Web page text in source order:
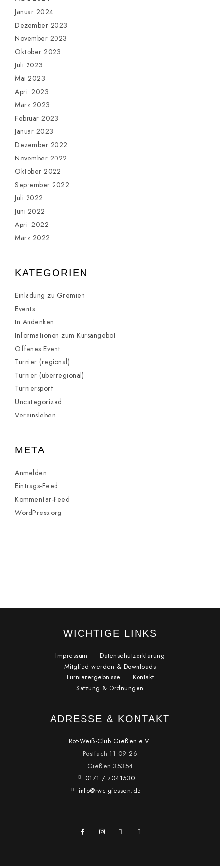
Januar 2024
Dezember 2023
November 2023
Oktober 2023
Juli 2023
Mai 2023
April 2023
März 2023
Februar 2023
Januar 2023
Dezember 2022
November 2022
Oktober 2022
September 2022
Juli 2022
Juni 2022
April 2022
März 2022
KATEGORIEN
Einladung zu Gremien
Events
In Andenken
Informationen zum Kursangebot
Offenes Event
Turnier (regional)
Turnier (überregional)
Turniersport
Uncategorized
Vereinsleben
META
Anmelden
Eintrags-Feed
Kommentar-Feed
WordPress.org
WICHTIGE LINKS
Impressum
Datenschutzerklärung
Mitglied werden & Downloads
Turnierergebnisse
Kontakt
Satzung & Ordnungen
ADRESSE & KONTAKT
Rot-Weiß-Club Gießen e.V.
Postfach 11 09 26
Gießen 35354
0171 / 7041530
info@rwc-giessen.de